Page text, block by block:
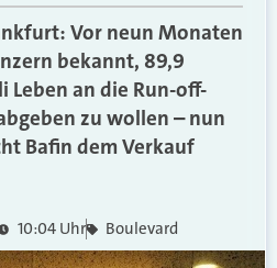
Vor neun Monaten
bekannt, 89,9
Leben an die Run-off-
zu wollen – nun
Bafin dem Verkauf
10:04 Uhr Boulevard